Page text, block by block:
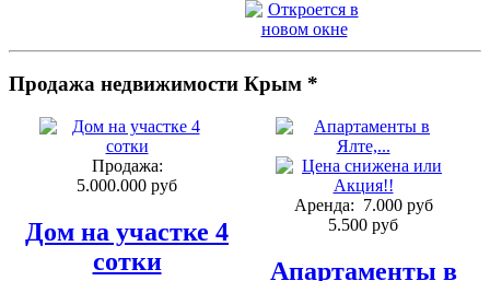
Продажа недвижимости Крым *
Продажа:
5.000.000 руб
Дом на участке 4
сотки
Аренда: 7.000 руб
5.500 руб
Апартаменты в